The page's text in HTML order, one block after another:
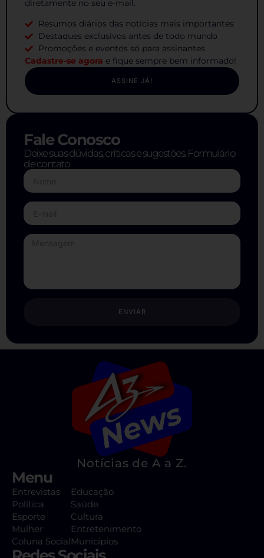
diretamente no seu e-mail.
Resumos diários das notícias mais importantes
Destaques exclusivos antes de todo mundo
Promoções e eventos só para assinantes
Cadastre-se agora e fique sempre bem informado!
ASSINE JÁ!
Fale Conosco
Deixe suas dúvidas, críticas e sugestões. Formulário
de contato
ENVIAR
Notícias de A a Z.
Menu
Entrevistas
Política
Esporte
Mulher
Coluna Social
Educação
Saúde
Cultura
Entretenimento
Municípios